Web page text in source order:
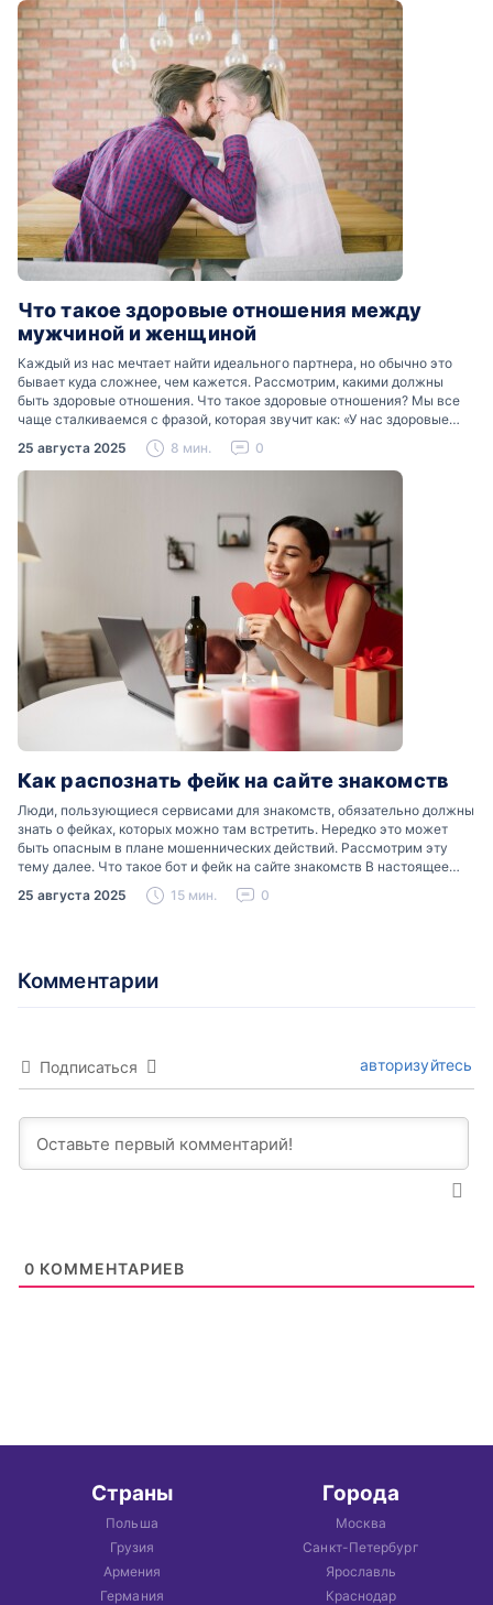
Что такое здоровые отношения между
мужчиной и женщиной
Каждый из нас мечтает найти идеального партнера, но обычно это
бывает куда сложнее, чем кажется. Рассмотрим, какими должны
быть здоровые отношения. Что такое здоровые отношения? Мы все
чаще сталкиваемся с фразой, которая звучит как: «У нас здоровые
отношения». Что именно подразумевается…
25 августа 2025 8 мин. 0
Как распознать фейк на сайте знакомств
Люди, пользующиеся сервисами для знакомств, обязательно должны
знать о фейках, которых можно там встретить. Нередко это может
быть опасным в плане мошеннических действий. Рассмотрим эту
тему далее. Что такое бот и фейк на сайте знакомств В настоящее
время можно встретить свою…
25 августа 2025 15 мин. 0
Комментарии
Подписаться авторизуйтесь
0 КОММЕНТАРИЕВ
Страны
Польша
Грузия
Армения
Германия
Города
Москва
Санкт-Петербург
Ярославль
Краснодар